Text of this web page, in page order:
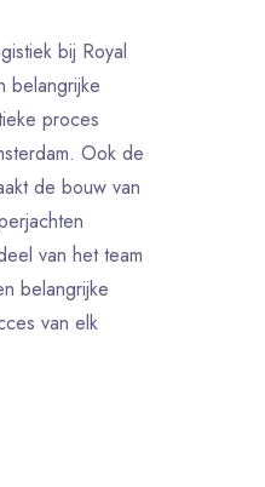
bij Royal
belangrijke
proces
Ook de
de bouw van
van het team
belangrijke
van elk